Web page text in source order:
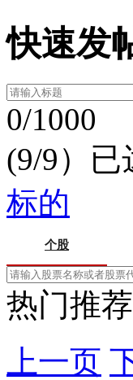
快速发
0/1000
(9/9）已
标的
个股
热门推荐
上一页